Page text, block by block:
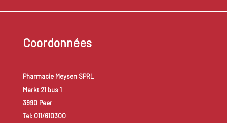
Coordonnées
Pharmacie Meysen SPRL
Markt 21 bus 1
3990 Peer
Tel: 011/610300